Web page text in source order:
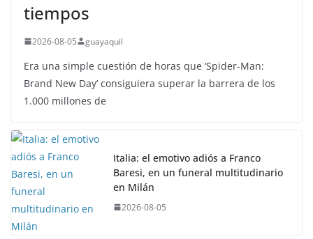
tiempos
2026-08-05 guayaquil
Era una simple cuestión de horas que ‘Spider-Man:
Brand New Day’ consiguiera superar la barrera de los
1.000 millones de
Italia: el emotivo adiós a Franco
Baresi, en un funeral multitudinario
en Milán
2026-08-05